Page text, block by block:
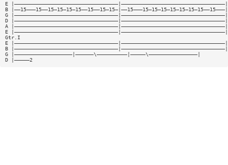
E
B
G
D
A
E
Gtr.I
E
B
G |———————————————————|——————\——————————|—————\————————————————|
D |—————2